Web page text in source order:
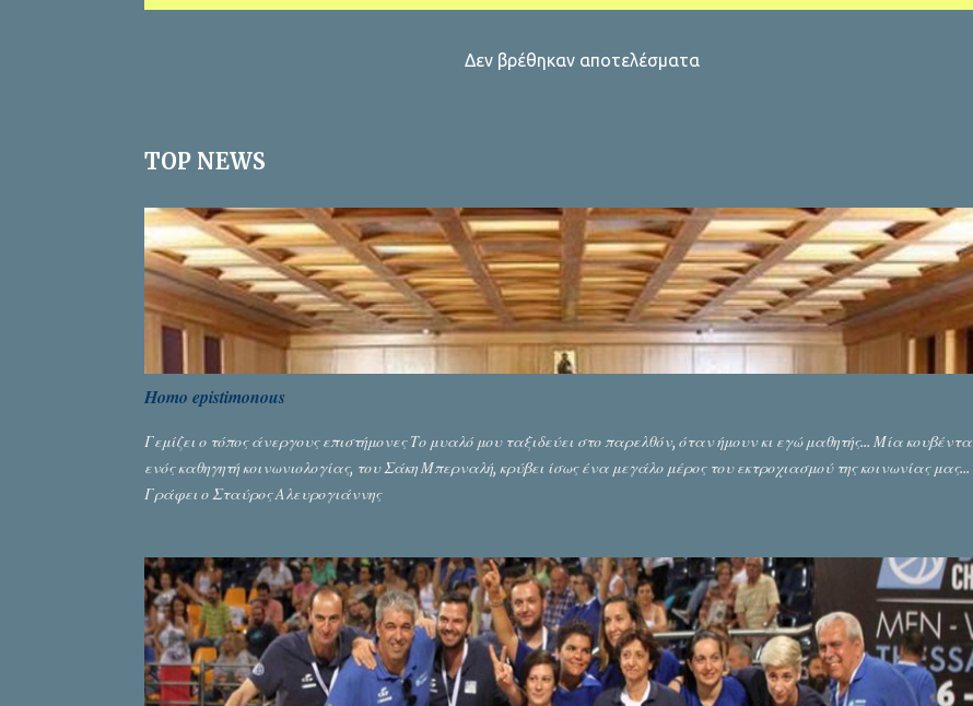
ρ
ή
σ
ε
ι
Δεν βρέθηκαν αποτελέσματα
TOP NEWS
Homo epistimonous
Γεμίζει ο τόπος άνεργους επιστήμονες Το μυαλό μου ταξιδεύει στο παρελθόν, όταν ήμουν κι εγώ μαθητής... Μία κουβέντα
ενός καθηγητή κοινωνιολογίας, του Σάκη Μπερναλή, κρύβει ίσως ένα μεγάλο μέρος του εκτροχιασμού της κοινωνίας μας...
Γράφει ο Σταύρος Αλευρογιάννης